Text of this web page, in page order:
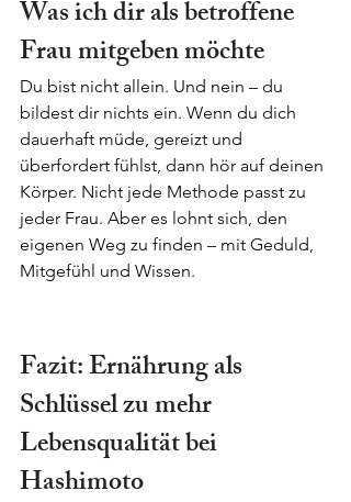
Was ich dir als betroffene
Frau mitgeben möchte
Du bist nicht allein. Und nein – du
bildest dir nichts ein. Wenn du dich
dauerhaft müde, gereizt und
überfordert fühlst, dann hör auf deinen
Körper. Nicht jede Methode passt zu
jeder Frau. Aber es lohnt sich, den
eigenen Weg zu finden – mit Geduld,
Mitgefühl und Wissen.
Fazit: Ernährung als
Schlüssel zu mehr
Lebensqualität bei
Hashimoto